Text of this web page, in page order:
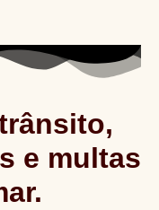
e multas